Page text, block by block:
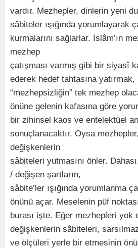
vardır. Mezhepler, dinlerin yeni
sâbiteler ışığında yorumlayarak
kurmalarını sağlarlar. İslâm’ın
mezhep
çatışması varmış gibi bir siyasî
ederek hedef tahtasına yatırmak,
“mezhepsizliğin” tek mezhep
önüne gelenin kafasına göre
bir zihinsel kaos ve entelektüel
sonuçlanacaktır. Oysa
değişkenlerin
sâbiteleri yutmasını önler.
/ değişen şartların,
sâbite’ler ışığında yorumlanma
önünü açar. Meselenin püf
burası işte. Eğer mezhepleri yok
değişkenlerin sâbiteleri,
ve ölçüleri yerle bir etmesinin